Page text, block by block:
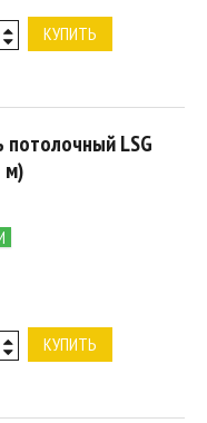
КУПИТЬ
потолочный LSG
м)
КУПИТЬ